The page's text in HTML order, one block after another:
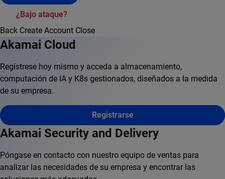
¿Bajo ataque?
Back Create Account Close
Akamai Cloud
Regístrese hoy mismo y acceda a almacenamiento,
computación de IA y K8s gestionados, diseñados a la medida
de su empresa.
Registrarse
Akamai Security and Delivery
Póngase en contacto con nuestro equipo de ventas para
analizar las necesidades de su empresa y encontrar las